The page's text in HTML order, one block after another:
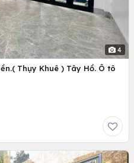
4
Thụy Khuê ) Tây Hồ. Ô tô